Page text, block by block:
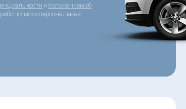
и положением об
моих персональных